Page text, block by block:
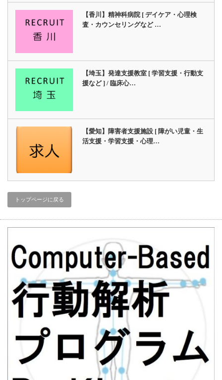
【香川】精神科病院 [ デイケア・心理検
査・カウンセリングなど …
【埼玉】発達支援教室 [ 学習支援・行動支
援など ] / 臨床心…
【愛知】障害者支援施設 [ 障がい児童・生
活支援・学習支援・心理…
トップページに戻る